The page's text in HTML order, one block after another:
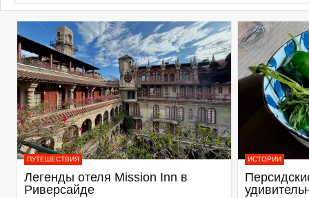
ПУТЕШЕСТВИЯ
Легенды отеля Mission Inn в
Риверсайде
ИСТОРИИ